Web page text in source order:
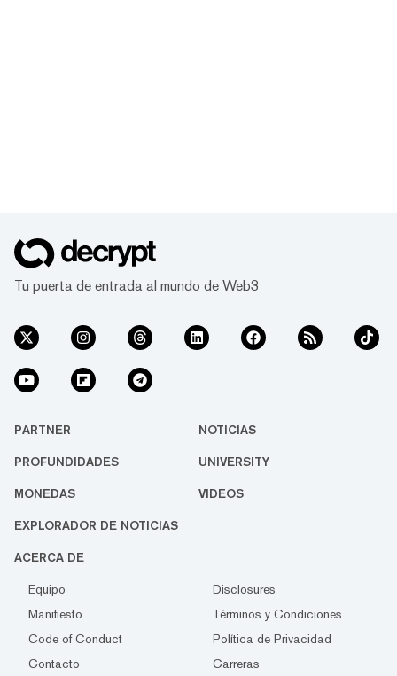
Tu puerta de entrada al mundo de Web3
PARTNER NOTICIAS
PROFUNDIDADES UNIVERSITY
MONEDAS VIDEOS
EXPLORADOR DE NOTICIAS
ACERCA DE
Equipo
Disclosures
Manifiesto
Términos y Condiciones
Code of Conduct
Política de Privacidad
Contacto
Carreras